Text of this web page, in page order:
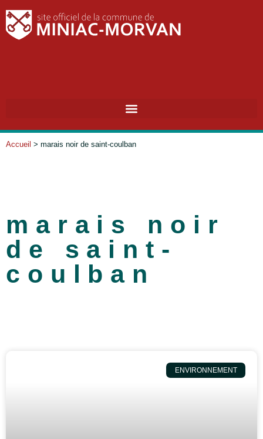
Accueil > marais noir de saint-coulban
marais noir
de saint-
coulban
ENVIRONNEMENT